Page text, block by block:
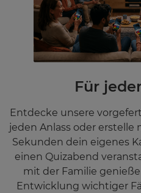
Für
Entdecke unsere
jeden Anlass oder
Sekunden dein eigenes
einen Quizabend
mit der Familie
Entwicklung wichtiger